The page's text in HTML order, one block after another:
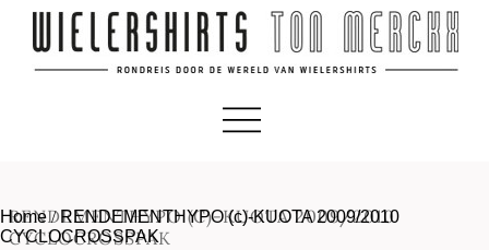
RENDEMENTHYPO (C)-KUOTA 2009/2010
CYCLOCROSSPAK
Home/RENDEMENTHYPO (c)-KUOTA 2009/2010
CYCLOCROSSPAK